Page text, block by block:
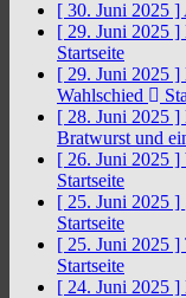
[ 30. Juni 2025 ]
[ 29. Juni 2025 ]
Startseite
[ 29. Juni 2025 ]
Wahlschied
[ 28. Juni 2025 ]
Bratwurst und
[ 26. Juni 2025 ]
Startseite
[ 25. Juni 2025 ]
Startseite
[ 25. Juni 2025 ]
Startseite
[ 24. Juni 2025 ]